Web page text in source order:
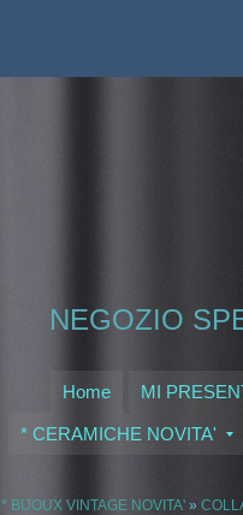
NEGOZIO
Home MI
* CERAMICHE NOVITA'
* BIJOUX VINTAGE NOVITA' »